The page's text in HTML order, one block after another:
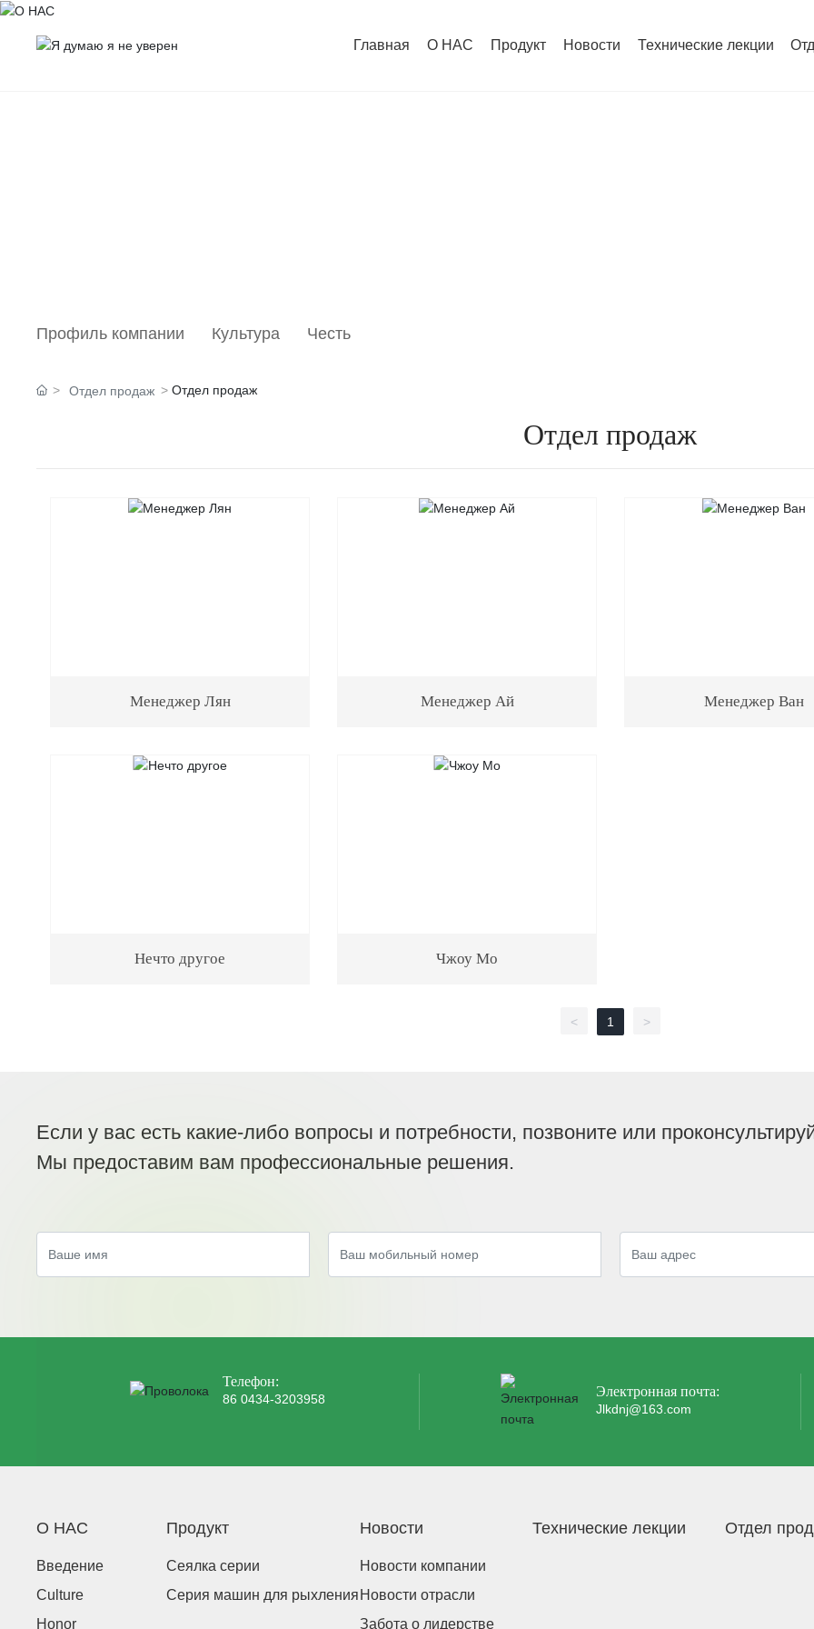
Главная О НАС Продукт Новости Технические лекции
Профиль компании Культура Честь
Отдел продаж Отдел продаж
Отдел продаж
Менеджер Лян Менеджер Ай Менеджер Ван
Нечто другое Чжоу Мо
< 1 >
Если у вас есть какие-либо вопросы и потребности, позвоните или
Мы предоставим вам профессиональные решения.
Телефон:
86 0434-3203958 Электронная почта:
Jlkdnj@163.com
О НАС
Введение
Culture
Honor
Продукт
Сеялка серии
Серия машин для рыхления
Новости
Новости компании
Новости отрасли
Забота о лидерстве
Технические лекции Отдел